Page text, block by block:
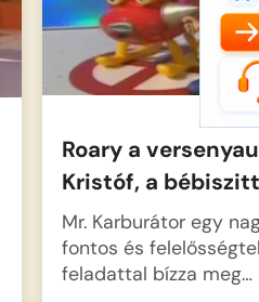
Roary a
Kristóf, a
Mr. Karburátor egy
fontos és
feladattal bízza meg…